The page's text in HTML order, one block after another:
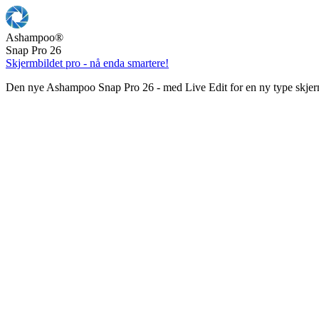
Ashampoo®
Snap Pro 26
Skjermbildet pro - nå enda smartere!
Den nye Ashampoo Snap Pro 26 - med Live Edit for en ny type